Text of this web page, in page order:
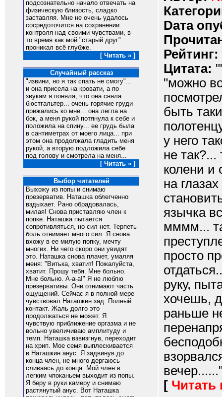
подсознательно начало отвечать на
физическую близость, сладко
заставляя. Мне не очень удалось
сосредоточится на сохранении
контроля над своими чувствами, в
то время как мой "старый друг"
проникал всё глубже.
[ Читать » ]
Случайный рассказ
"извини, но я так спать не смогу"...
и она присела на кровати, а по
звукам я поняла, что она сняла
бюстгальтер... очень горячие груди
прижались ко мне... она легла на
бок, а меня рукой потянула к себе и
положила на спину... ее грудь была
в сантиметрах от моего лица... при
этом она продолжала гладить меня
рукой, а вторую подложила себе
под голову и смотрела на меня...
[ Читать » ]
Выбор читателей
Выхожу из попы и снимаю
презерватив. Наташка облегченно
вздыхает. Рано обрадовалась,
милая! Снова приставляю член к
попке. Наташка пытается
сопротивляться, но сил нет. Терпеть
боль отнимает много сил. Я снова
вхожу в ее милую попку, мечту
многих. Ни чего скоро они увидят
это. Наташка снова плачет, умаляя
меня: "Витька, хватит! Пожалуйста,
хватит. Прошу тебя. Мне больно.
Мне больно. А-а-а!" Я не люблю
презервативы. Они отнимают часть
ощущений. Сейчас я в полной мере
чувствовал Наташкин зад. Полный
контакт. Жаль долго это
продолжаться не может. Я
чувствую приближение оргазма и не
вольно увеличиваю амплитуду и
темп. Наташка взвизгнув, переходит
на хрип. Мое семя выплескивается
в Наташкин анус. Я задвинув до
конца член, не много дергаюсь
сливаясь до конца. Мой член в
легким чпоканьем выходит из попы.
Я беру в руки камеру и снимаю
растянутый анус. Вот Наташка
Dата
Рейтинг:
Цитата:
"можно
быть
у него
не так?...
колени и
на
язычка
мммм...
просто
руку,
хочешь,
раньше
[ Читать